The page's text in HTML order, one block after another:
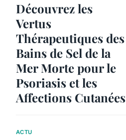
Découvrez les
Vertus
Thérapeutiques des
Bains de Sel de la
Mer Morte pour le
Psoriasis et les
Affections Cutanées
ACTU